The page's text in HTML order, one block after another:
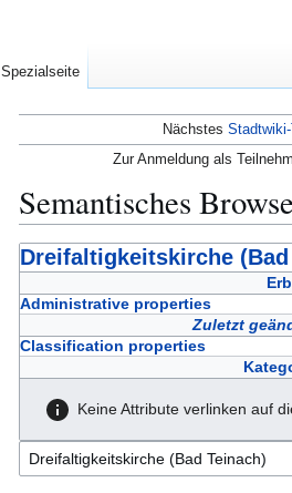
Nächstes
Zur Anmeldung als
Semantisches
Zur
Navigation
springen
Zur
Suche
springen
Dreifaltigkeitskirche (Bad
Administrative properties
Zuletzt
Classification properties
Keine Attribute verlinken auf
Spezialseite